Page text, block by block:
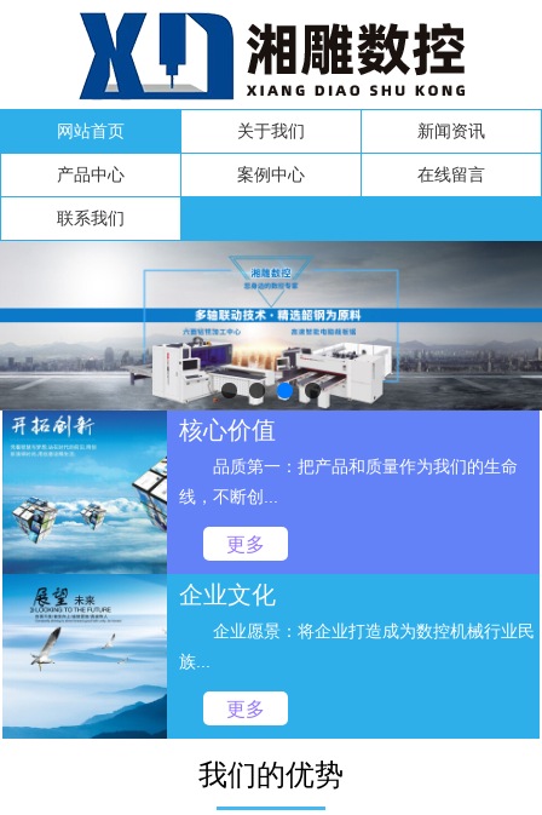
网站首页 关于我们 新闻资讯
产品中心 案例中心 在线留言
联系我们
核心价值
品质第一：把产品和质量作为我们的生命
线，不断创...
更多
企业文化
企业愿景：将企业打造成为数控机械行业民
族...
更多
我们的优势